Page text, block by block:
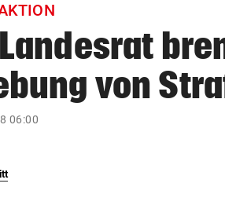
& Co KG 2026
von
06:00